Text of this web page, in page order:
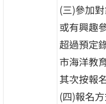
(三)參加
或有興趣
超過預定
市海洋教
其次按報
(四)報名